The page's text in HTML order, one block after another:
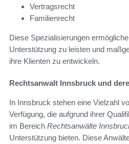
Vertragsrecht
Familienrecht
Diese Spezialisierungen
Unterstützung zu leisten und
ihre Klienten zu entwickeln.
Rechtsanwalt Innsbruck und
In Innsbruck stehen eine Vielzahl
Verfügung, die aufgrund ihrer
im Bereich Rechtsanwälte
Unterstützung bieten. Diese